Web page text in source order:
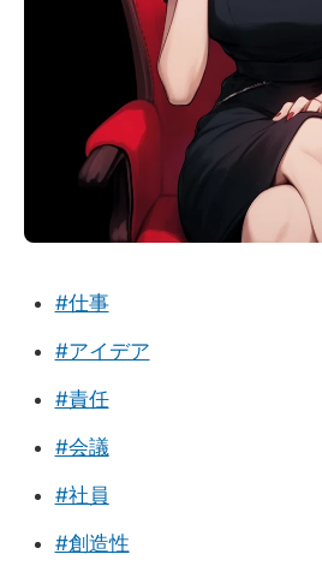
#仕事
#アイデア
#責任
#会議
#社員
#創造性